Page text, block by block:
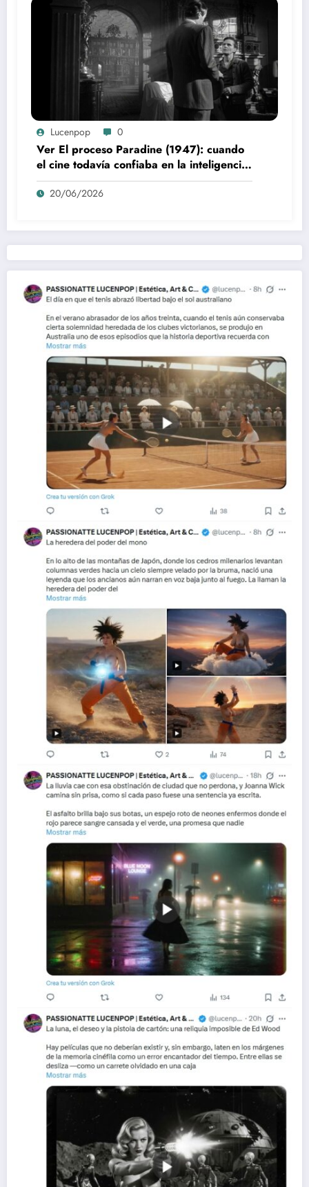
Lucenpop 0
Ver El proceso Paradine (1947): cuando
el cine todavía confiaba en la inteligencia
del espectador
20/06/2026